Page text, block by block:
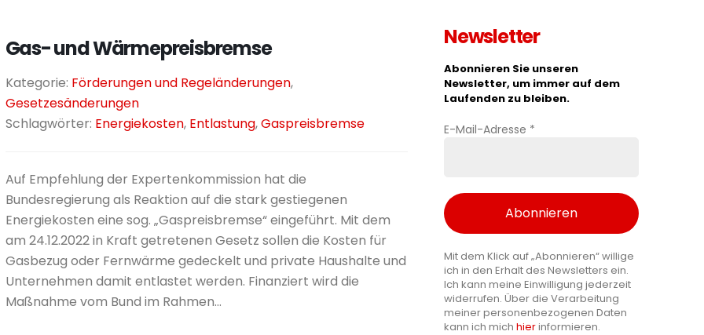
Gas- und Wärmepreisbremse
Kategorie: Förderungen und Regeländerungen,
Gesetzesänderungen
Schlagwörter: Energiekosten, Entlastung,Gaspreisbremse
Auf Empfehlung der Expertenkommission hat die
Bundesregierung als Reaktion auf die stark gestiegenen
Energiekosten eine sog. „Gaspreisbremse“ eingeführt. Mit dem
am 24.12.2022 in Kraft getretenen Gesetz sollen die Kosten für
Gasbezug oder Fernwärme gedeckelt und private Haushalte und
Unternehmen damit entlastet werden. Finanziert wird die
Maßnahme vom Bund im Rahmen...
Newsletter
Abonnieren Sie unseren
Newsletter, um immer auf dem
Laufenden zu bleiben.
E-Mail-Adresse *
Mit dem Klick auf „Abonnieren“ willige
ich in den Erhalt des Newsletters ein.
Ich kann meine Einwilligung jederzeit
widerrufen. Über die Verarbeitung
meiner personenbezogenen Daten
kann ich mich hierinformieren.